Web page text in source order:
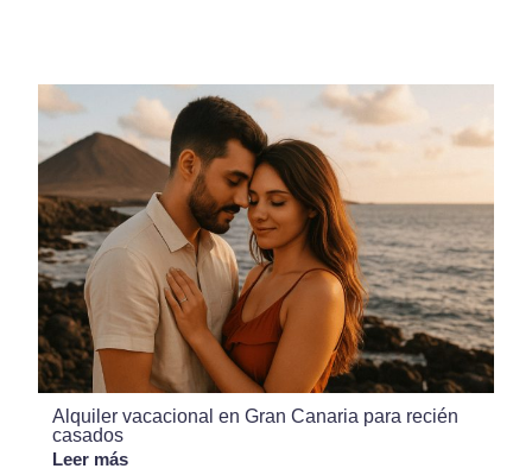
Alquiler vacacional en Gran Canaria para recién
casados
Leer más